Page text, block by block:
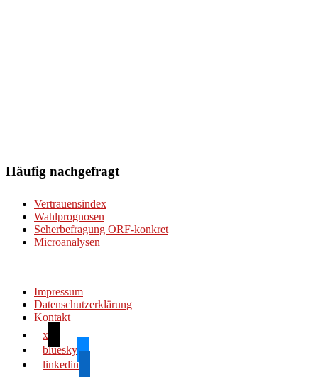
Häufig nachgefragt
Vertrauensindex
Wahlprognosen
Seherbefragung ORF-konkret
Microanalysen
Impressum
Datenschutzerklärung
Kontakt
x
bluesky
linkedin